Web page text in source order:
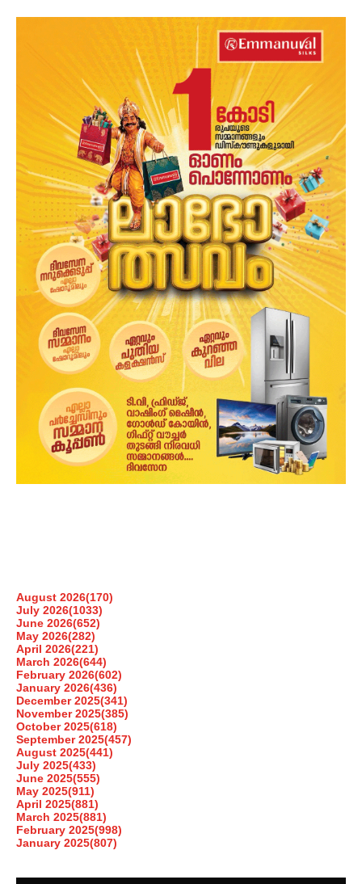
August 2026(170)
July 2026(1033)
June 2026(652)
May 2026(282)
April 2026(221)
March 2026(644)
February 2026(602)
January 2026(436)
December 2025(341)
November 2025(385)
October 2025(618)
September 2025(457)
August 2025(441)
July 2025(433)
June 2025(555)
May 2025(911)
April 2025(881)
March 2025(881)
February 2025(998)
January 2025(807)